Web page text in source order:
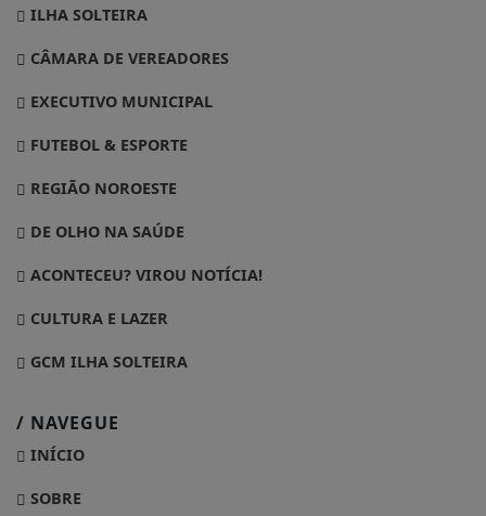
ILHA SOLTEIRA
CÂMARA DE VEREADORES
EXECUTIVO MUNICIPAL
FUTEBOL & ESPORTE
REGIÃO NOROESTE
DE OLHO NA SAÚDE
ACONTECEU? VIROU NOTÍCIA!
CULTURA E LAZER
GCM ILHA SOLTEIRA
/ NAVEGUE
INÍCIO
SOBRE